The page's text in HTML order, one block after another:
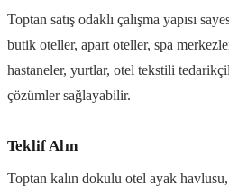
Toptan satış odaklı çalışma yapısı
butik oteller, apart oteller, spa
hastaneler, yurtlar, otel tekstili
çözümler sağlayabilir.
Teklif Alın
Toptan kalın dokulu otel ayak